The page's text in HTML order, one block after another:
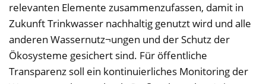
relevanten Elemente zusammenzufassen, damit in
Zukunft Trinkwasser nachhaltig genutzt wird und alle
anderen Wassernutz¬ungen und der Schutz der
Ökosysteme gesichert sind. Für öffentliche
Transparenz soll ein kontinuierliches Monitoring der